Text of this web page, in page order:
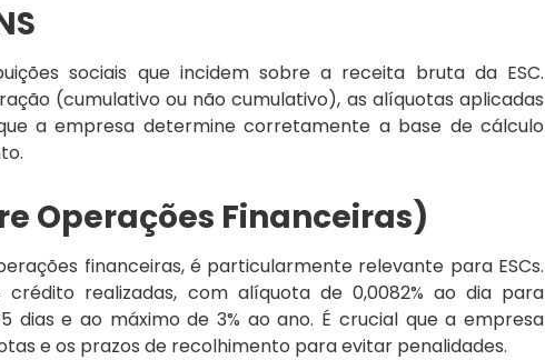
sociais que incidem sobre a receita bruta da ESC.
(cumulativo ou não cumulativo), as alíquotas aplicadas
a empresa determine corretamente a base de cálculo
Operações Financeiras)
financeiras, é particularmente relevante para ESCs.
realizadas, com alíquota de 0,0082% ao dia para
dias e ao máximo de 3% ao ano. É crucial que a empresa
e os prazos de recolhimento para evitar penalidades.